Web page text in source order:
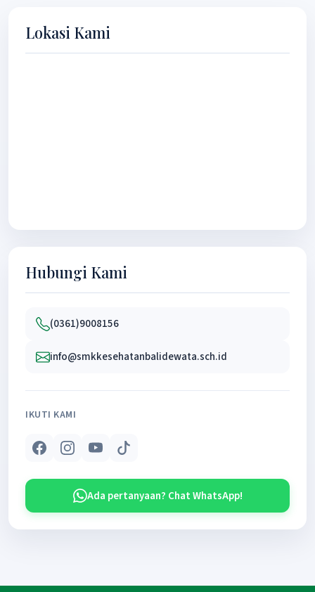
Lokasi Kami
Hubungi Kami
(0361)9008156
info@smkkesehatanbalidewata.sch.id
IKUTI KAMI
Ada pertanyaan? Chat WhatsApp!